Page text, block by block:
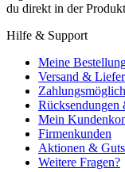
du direkt in der
Hilfe & Support
Meine
Versand &
Rücksendungen
Mein
Firmenkunden
Aktionen &
Weitere Fragen?